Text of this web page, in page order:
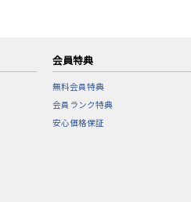
会員特典
無料会員特典
会員ランク特典
安心価格保証